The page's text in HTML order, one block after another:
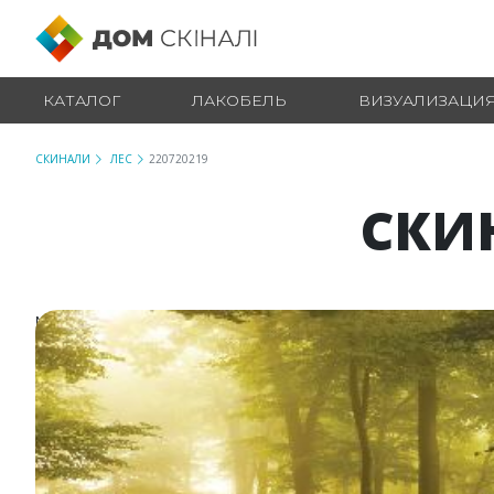
КАТАЛОГ ЛАКОБЕЛЬ
СКИНАЛИ ЛЕС 220720219
№ 220720219